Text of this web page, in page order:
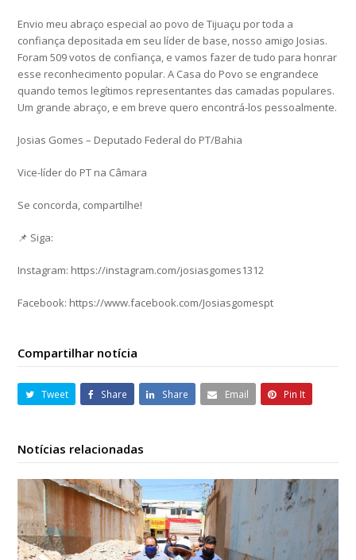
Envio meu abraço especial ao povo de Tijuaçu por toda a
confiança depositada em seu líder de base, nosso amigo Josias.
Foram 509 votos de confiança, e vamos fazer de tudo para honrar
esse reconhecimento popular. A Casa do Povo se engrandece
quando temos legítimos representantes das camadas populares.
Um grande abraço, e em breve quero encontrá-los pessoalmente.
Josias Gomes – Deputado Federal do PT/Bahia
Vice-líder do PT na Câmara
Se concorda, compartilhe!
📌 Siga:
Instagram: https://instagram.com/josiasgomes1312
Facebook: https://www.facebook.com/Josiasgomespt
Compartilhar notícia
Tweet Share Share Email Pin It
Notícias relacionadas